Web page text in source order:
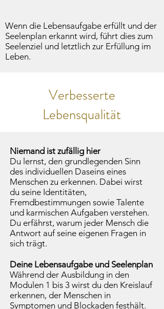
Wenn die Lebensaufgabe erfüllt und der
Seelenplan erkannt wird, führt dies zum
Seelenziel und letztlich zur Erfüllung im
Leben.
Verbesserte
Lebensqualität
Niemand ist zufällig hier
Du lernst, den grundlegenden Sinn
des individuellen Daseins eines
Menschen zu erkennen. Dabei wirst
du seine Identitäten,
Fremdbestimmungen sowie Talente
und karmischen Aufgaben verstehen.
Du erfährst, warum jeder Mensch die
Antwort auf seine eigenen Fragen in
sich trägt.
Deine Lebensaufgabe und Seelenplan
Während der Ausbildung in den
Modulen 1 bis 3 wirst du den Kreislauf
erkennen, der Menschen in
Symptomen und Blockaden festhält.